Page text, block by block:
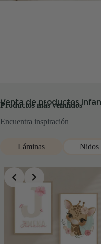
Venta de productos
Productos más vendidos
Encuentra inspiración
Láminas Nidos